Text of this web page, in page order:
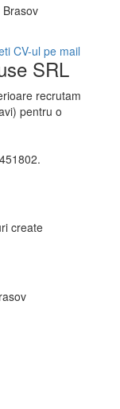
CV-ul pe mail
SRL
recrutam
pentru o
create